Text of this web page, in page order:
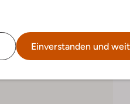
Einverstanden und